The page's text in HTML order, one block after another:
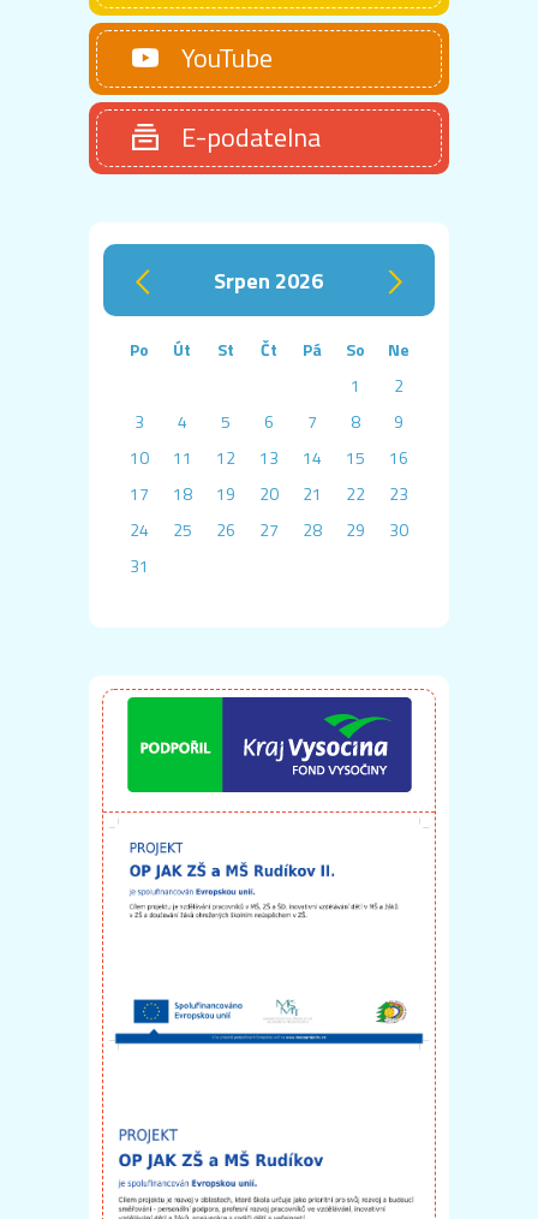
YouTube
E-podatelna
‹ srpen 2026 ›
Po Út St Čt Pá So
Ne
1
2
3
4 5 6 7 8
9
10
11 12 13 14 15
16
17
18 19 20 21 22
23
24
25 26 27 28 29
30
31